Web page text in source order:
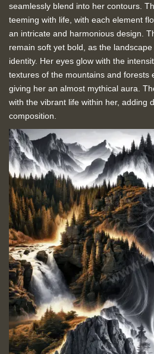
seamlessly blend into her contours.
teeming with life, with each element
an intricate and harmonious design.
remain soft yet bold, as the
identity. Her eyes glow with the
textures of the mountains and forests
giving her an almost mythical aura.
with the vibrant life within her, adding
composition.